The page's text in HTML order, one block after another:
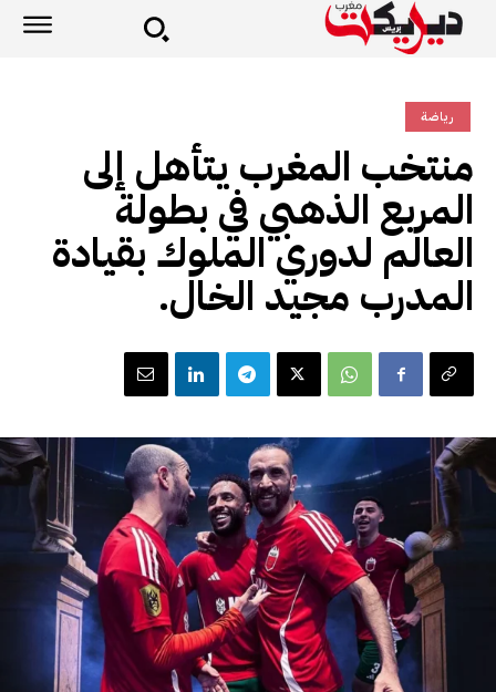
رياضة
منتخب المغرب يتأهل إلى
المربع الذهبي في بطولة
العالم لدوري الملوك بقيادة
المدرب مجيد الخال.